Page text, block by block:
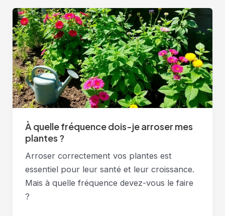
drainage
de
mon
sol
?
À quelle fréquence dois-je arroser mes
plantes ?
Arroser correctement vos plantes est
essentiel pour leur santé et leur croissance.
Mais à quelle fréquence devez-vous le faire
?